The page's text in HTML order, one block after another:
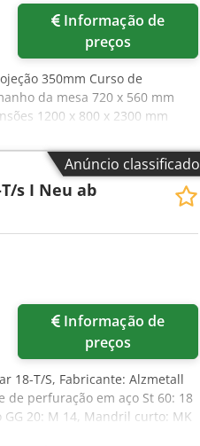
preços
350mm Curso de
da mesa 720 x 560 mm
1200 x 800 x 2300 mm
infinitamente variável -
- mandril de
Anúncio classificado
s I Neu ab
preços
18-T/S, Fabricante: Alzmetall
de perfuração em aço St 60: 18
20: M 14, Mandril curto: MK
mm, Diâmetro da coluna: 65